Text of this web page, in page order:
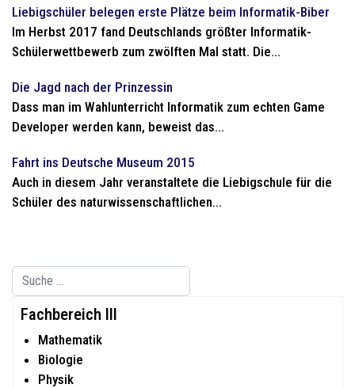
Liebigschüler belegen erste Plätze beim Informatik-Biber
Im Herbst 2017 fand Deutschlands größter Informatik-
Schülerwettbewerb zum zwölften Mal statt. Die...
Die Jagd nach der Prinzessin
Dass man im Wahlunterricht Informatik zum echten Game
Developer werden kann, beweist das...
Fahrt ins Deutsche Museum 2015
Auch in diesem Jahr veranstaltete die Liebigschule für die
Schüler des naturwissenschaftlichen...
Suchen
Type 2 or more characters for results.
Fachbereich III
Mathematik
Biologie
Physik